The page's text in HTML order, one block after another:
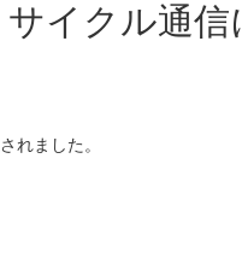
イクル通
れました。